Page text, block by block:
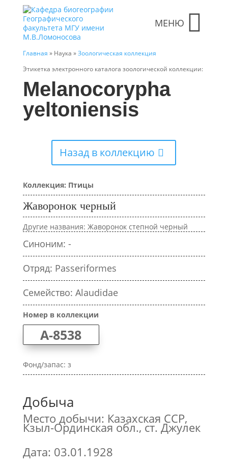
МЕНЮ
Главная » Наука »Зоологическая коллекция
Этикетка электронного каталога зоологической коллекции:
Melanocorypha
yeltoniensis
Назад в коллекцию
Коллекция: Птицы
Жаворонок черный
Другие названия: Жаворонок степной черный
Синоним: -
Отряд: Passeriformes
Семейство: Alaudidae
Номер в коллекции
A-8538
Фонд/запас: з
Добыча
Место добычи: Казахская ССР,
Кзыл-Ординская обл., ст. Джулек
Дата: 03.01.1928